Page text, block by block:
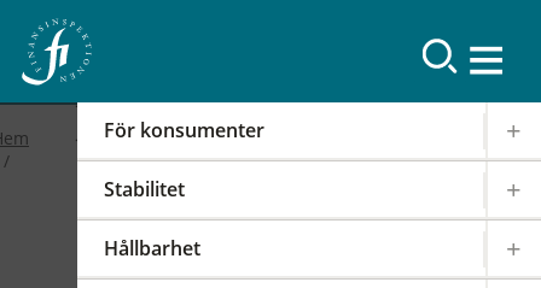
För konsumenter
Stabilitet
Hållbarhet
Resultat